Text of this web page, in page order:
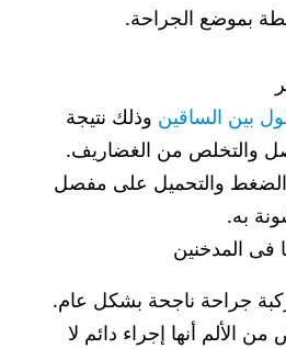
بموضع الجراحة.
بين الساقين وذلك نتيجة
والتخلص من الغضاريف.
الضغط والتحميل على مفصل
به.
فى المدخنين
جراحة ناجحة بشكل عام.
الألم أنها إجراء دائم لا